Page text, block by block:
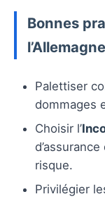
Bonnes
Palettiser
dommages
Choisir l’
risque.
Privilégier